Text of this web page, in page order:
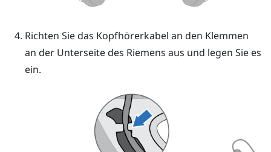
Richten Sie das Kopfhörerkabel an den Klemmen
an der Unterseite des Riemens aus und legen Sie es
ein.